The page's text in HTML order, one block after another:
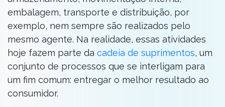
embalagem, transporte e distribuição, por
exemplo, nem sempre são realizados pelo
mesmo agente. Na realidade, essas atividades
hoje fazem parte da cadeia de suprimentos, um
conjunto de processos que se interligam para
um fim comum: entregar o melhor resultado ao
consumidor.